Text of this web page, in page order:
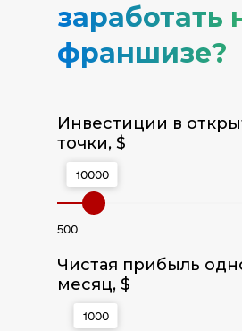
заработать
франшизе?
Инвестиции в
точки, $
10000
500
Чистая прибыль
месяц, $
1000